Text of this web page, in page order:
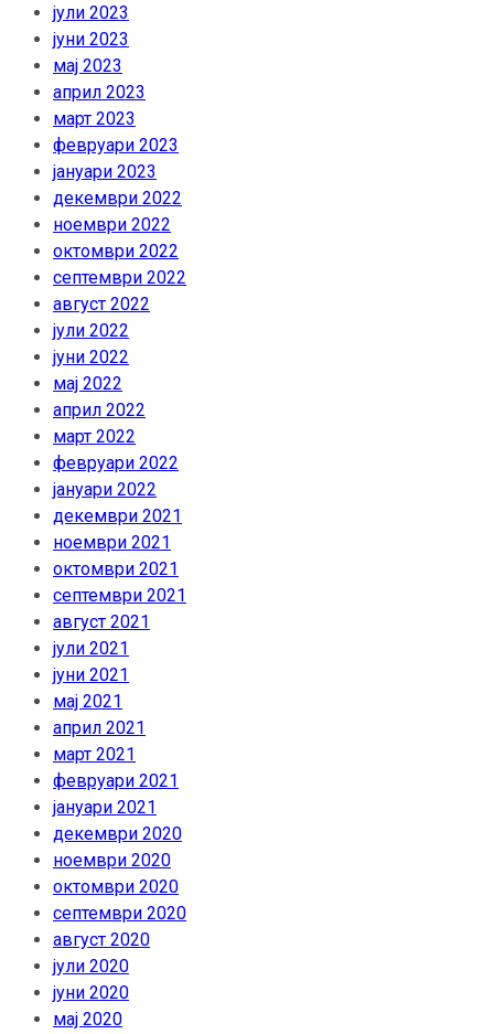
јули 2023
јуни 2023
мај 2023
април 2023
март 2023
февруари 2023
јануари 2023
декември 2022
ноември 2022
октомври 2022
септември 2022
август 2022
јули 2022
јуни 2022
мај 2022
април 2022
март 2022
февруари 2022
јануари 2022
декември 2021
ноември 2021
октомври 2021
септември 2021
август 2021
јули 2021
јуни 2021
мај 2021
април 2021
март 2021
февруари 2021
јануари 2021
декември 2020
ноември 2020
октомври 2020
септември 2020
август 2020
јули 2020
јуни 2020
мај 2020